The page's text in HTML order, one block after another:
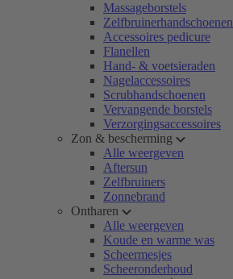
Massageborstels
Zelfbruinerhandschoenen
Accessoires pedicure
Flanellen
Hand- & voetsieraden
Nagelaccessoires
Scrubhandschoenen
Vervangende borstels
Verzorgingsaccessoires
Zon & bescherming
Alle weergeven
Aftersun
Zelfbruiners
Zonnebrand
Ontharen
Alle weergeven
Koude en warme was
Scheermesjes
Scheeronderhoud